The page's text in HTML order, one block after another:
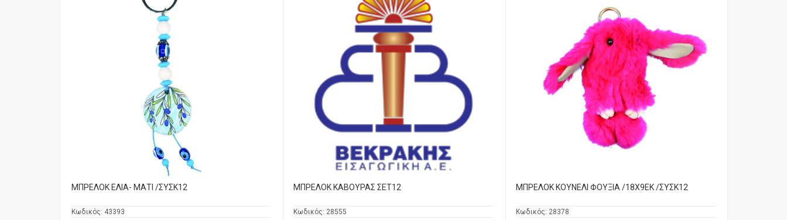
ΜΠΡΕΛΟΚ ΕΛΙΑ- ΜΑΤΙ /ΣΥΣΚ12
Κωδικός: 43393
ΜΠΡΕΛΟΚ ΚΑΒΟΥΡΑΣ ΣΕΤ12
Κωδικός: 28555
ΜΠΡΕΛΟΚ ΚΟΥΝΕΛΙ ΦΟΥΞΙΑ /18Χ9ΕΚ /ΣΥΣΚ12
Κωδικός: 28378